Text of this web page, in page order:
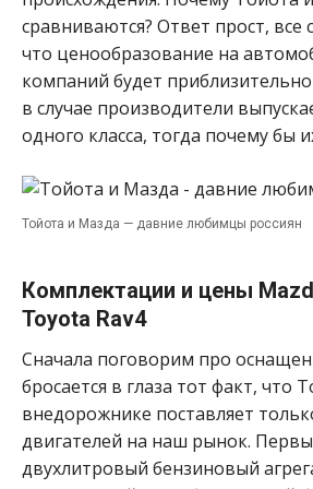
сравниваются? Ответ прост, все
что ценообразование на
компаний будет
в случае производители
одного класса, тогда почему бы
Тойота и Мазда — давние любимцы россиян
Комплектации и цены
Toyota Rav4
Сначала поговорим про
бросается в глаза тот факт, что
внедорожнике поставляет
двигателей на наш рынок.
двухлитровый бензиновый